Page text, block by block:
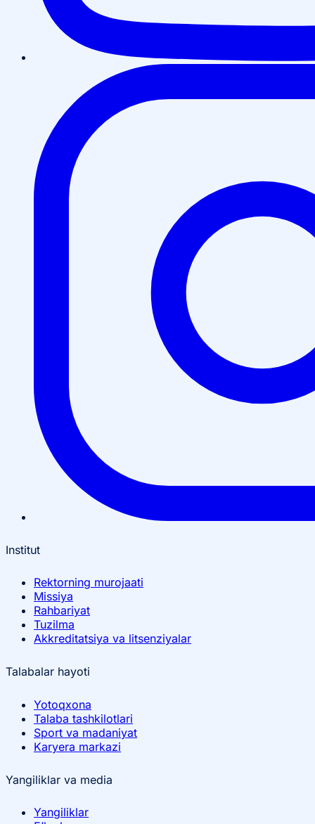
Institut
Rektorning murojaati
Missiya
Rahbariyat
Tuzilma
Akkreditatsiya va litsenziyalar
Talabalar hayoti
Yotoqxona
Talaba tashkilotlari
Sport va madaniyat
Karyera markazi
Yangiliklar va media
Yangiliklar